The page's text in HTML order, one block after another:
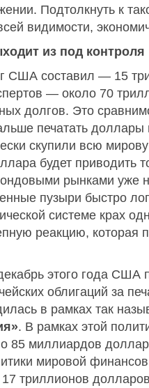
Подтолкнуть к
видимости,
из под контроля
США составил — 15
— около 70
долгов. Это
печатать доллары
скупили всю
будет приводить
рынками уже
пузыри быстро
системе крах
реакцию, которая
этого года США
облигаций за
в рамках так
. В рамках этой
85 миллиардов
мировой
триллионов